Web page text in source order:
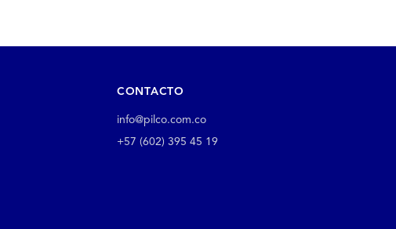
CONTACTO
info@pilco.com.co
+57 (602) 395 45 19